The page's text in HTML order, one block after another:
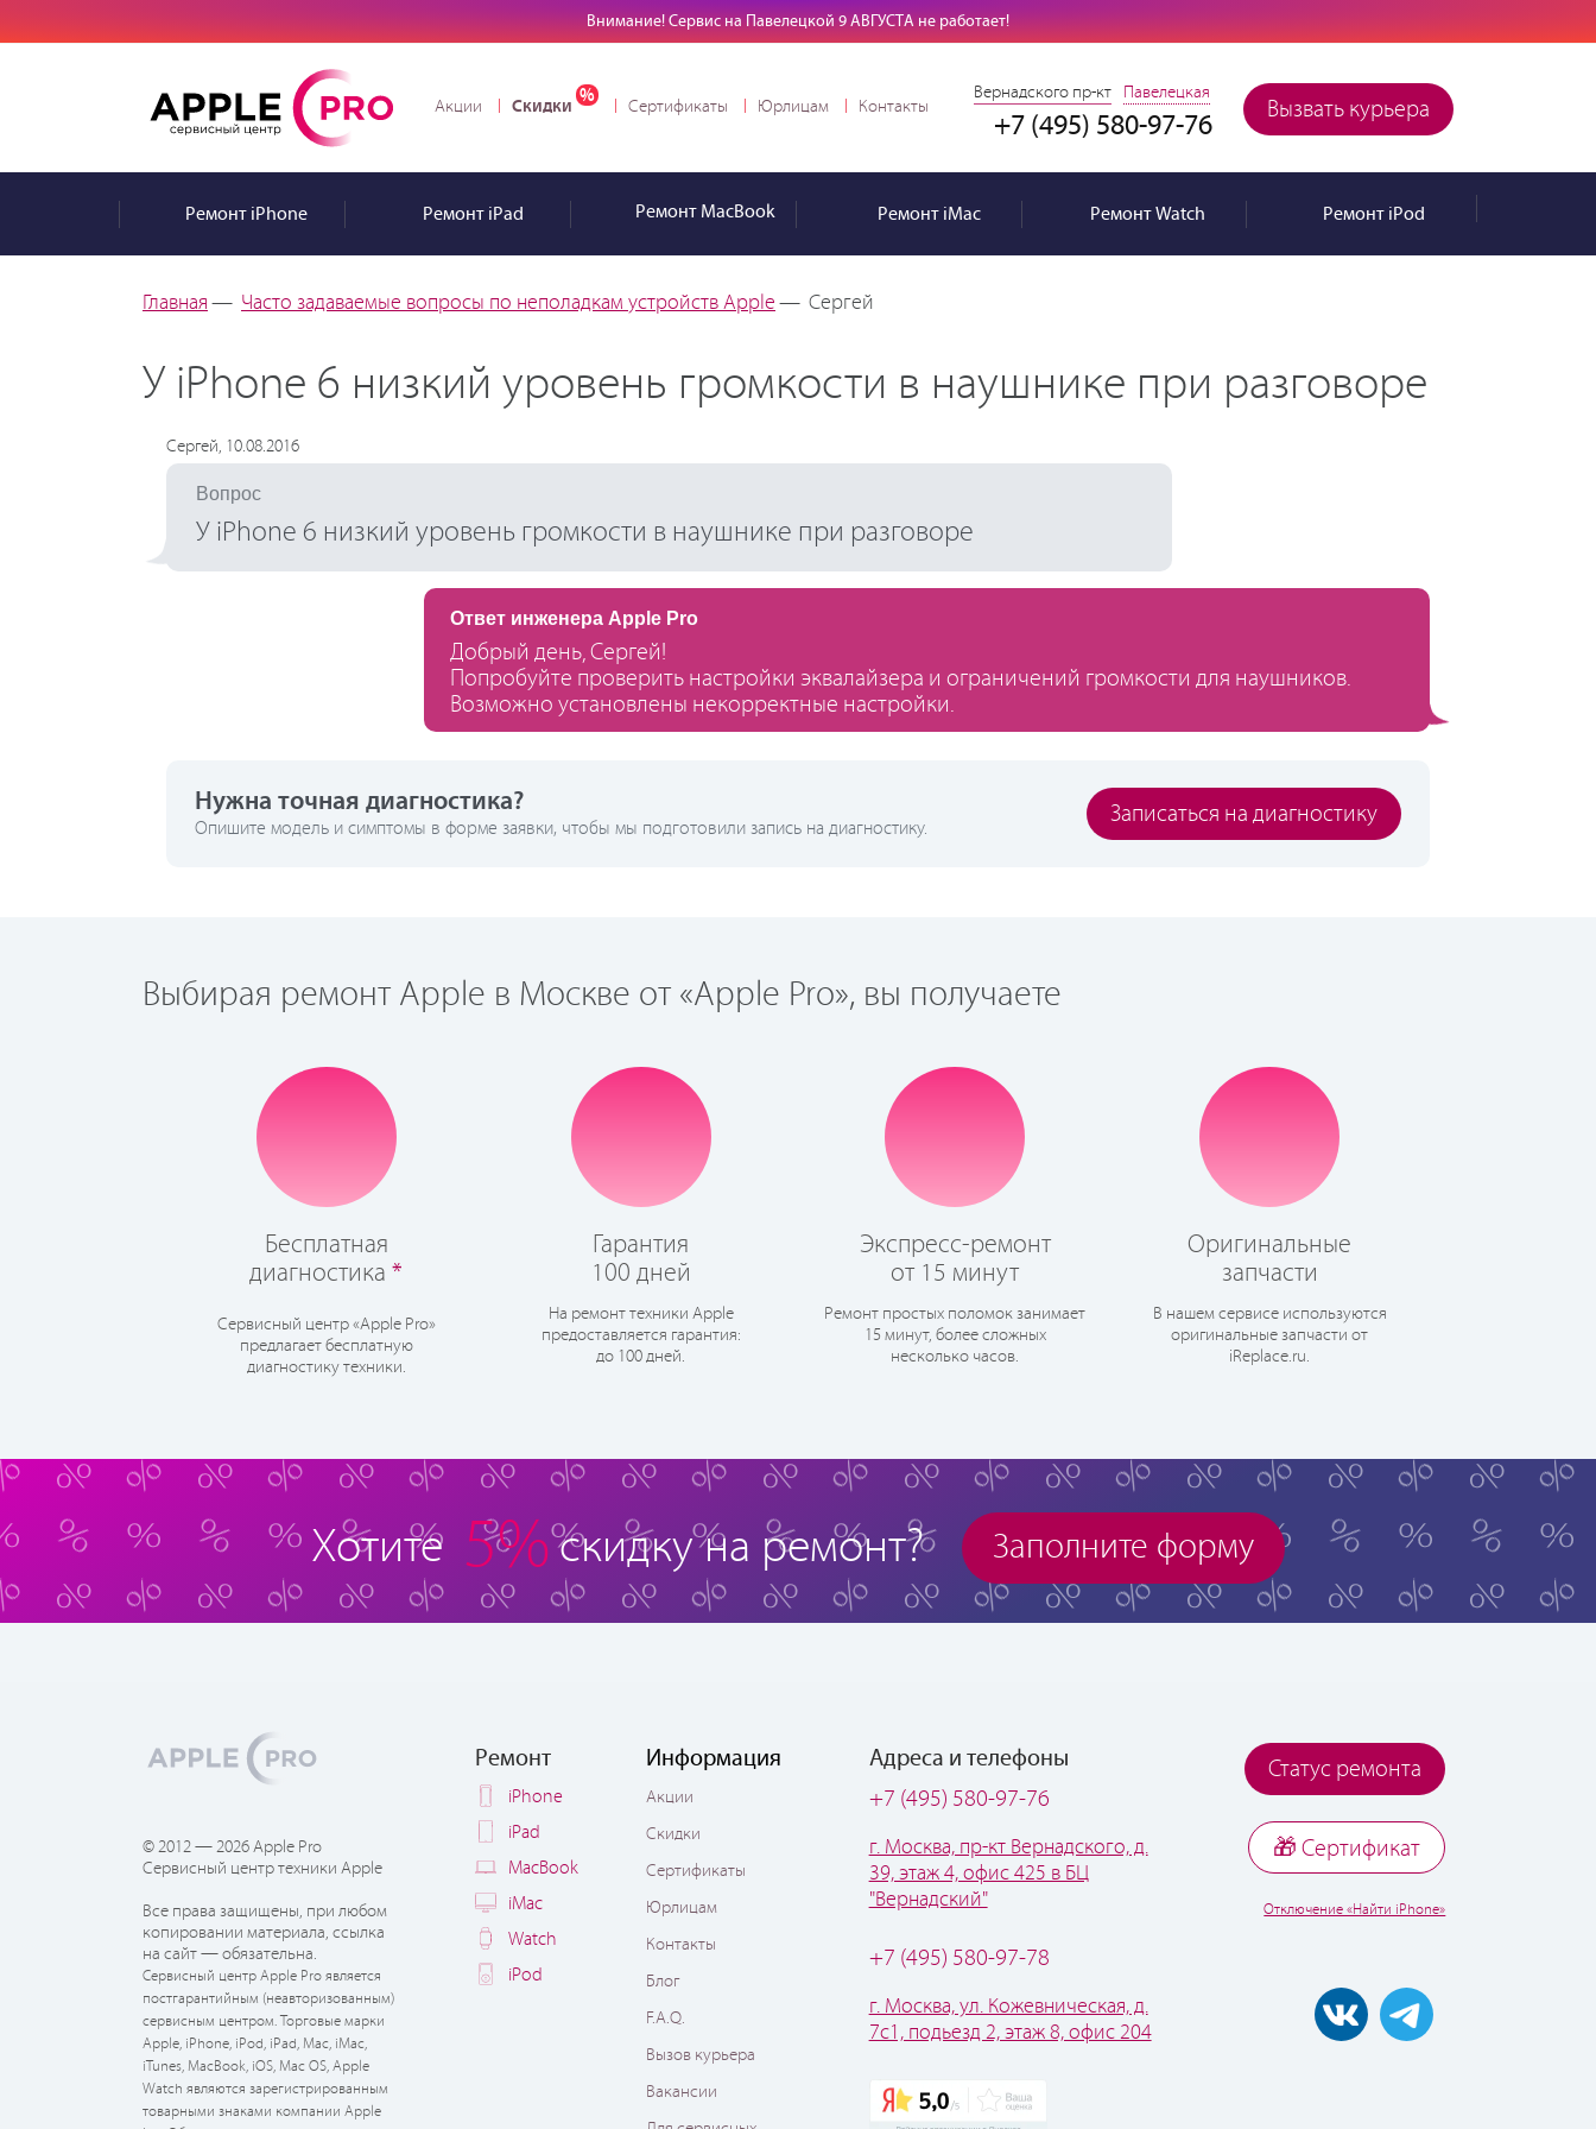
Внимание! Сервис на Павелецкой 9 АВГУСТА не работает!
Вызвать курьера
Вернадского пр-кт Павелецкая
+7 (495) 580-97-76
Акции Скидки Сертификаты Юрлицам Контакты
РемонтiPhone РемонтiPad Ремонт MacBook РемонтiMac РемонтWatch РемонтiPod
Главная — Часто задаваемые вопросы по неполадкам устройств Apple — Сергей
У iPhone 6 низкий уровень громкости в наушнике при разговоре
Сергей, 10.08.2016
Вопрос
У iPhone 6 низкий уровень громкости в наушнике при разговоре
Ответ инженера Apple Pro
Добрый день, Сергей!
Попробуйте проверить настройки эквалайзера и ограничений громкости для наушников.
Возможно установлены некорректные настройки.
Нужна точная диагностика?
Опишите модель и симптомы в форме заявки, чтобы мы подготовили запись на диагностику.
Записаться на диагностику
Выбирая ремонт Apple в Москве от «Apple Pro», вы получаете
Бесплатная
диагностика*
Сервисный центр «Apple Pro»
предлагает бесплатную
диагностику техники.
Гарантия
100 дней
На ремонт техники Apple
предоставляется гарантия:
до 100 дней.
Экспресс-ремонт
от 15 минут
Ремонт простых поломок занимает
15 минут, более сложных
несколько часов.
Оригинальные
запчасти
В нашем сервисе используются
оригинальные запчасти от
iReplace.ru.
Хотите 5% скидку на ремонт? Заполните форму
© 2012 — 2026 Apple Pro
Сервисный центр техники Apple
Все права защищены, при любом
копировании материала, ссылка
на сайт — обязательна.
Сервисный центр Apple Pro является
постгарантийным (неавторизованным)
сервисным центром. Торговые марки
Apple, iPhone, iPod, iPad, Mac, iMac,
iTunes, MacBook, iOS, Mac OS, Apple
Watch являются зарегистрированным
товарными знаками компании Apple
Ремонт
iPhone
iPad
MacBook
iMac
Watch
iPod
Информация
Акции
Скидки
Сертификаты
Юрлицам
Контакты
Блог
F.A.Q.
Вызов курьера
Вакансии
Адреса и телефоны
+7 (495) 580-97-76
г. Москва, пр-кт Вернадского, д.
39, этаж 4, офис 425 в БЦ
"Вернадский"
+7 (495) 580-97-78
г. Москва, ул. Кожевническая, д.
7с1, подьезд 2, этаж 8, офис 204
Статус ремонта
🎁 Cертификат
Отключение «Найти iPhone»